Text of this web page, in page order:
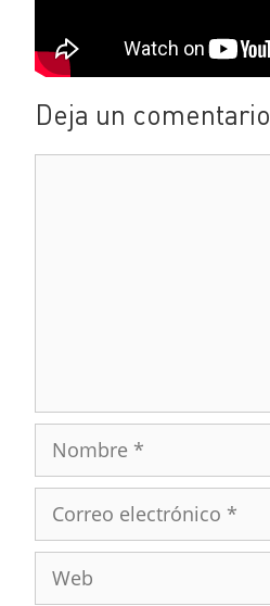
Deja un comentario